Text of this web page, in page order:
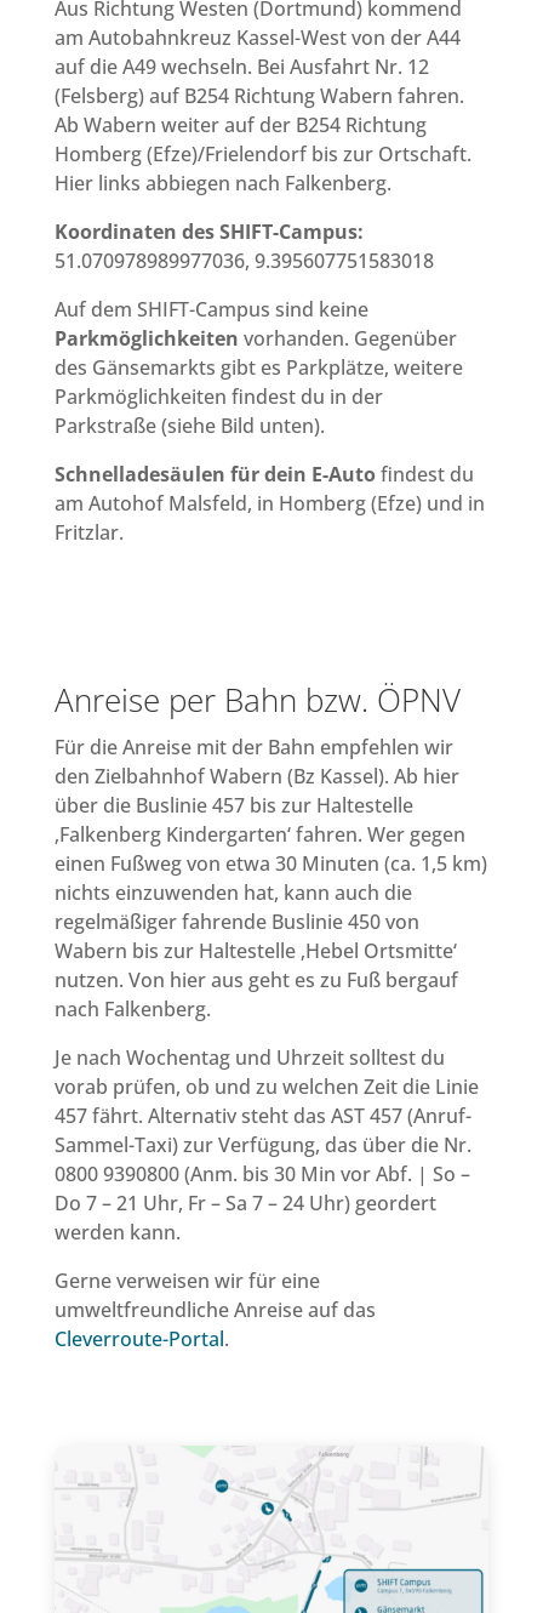
Aus Richtung Westen (Dortmund) kommend
am Autobahnkreuz Kassel-West von der A44
auf die A49 wechseln. Bei Ausfahrt Nr. 12
(Felsberg) auf B254 Richtung Wabern fahren.
Ab Wabern weiter auf der B254 Richtung
Homberg (Efze)/Frielendorf bis zur Ortschaft.
Hier links abbiegen nach Falkenberg.
Koordinaten des SHIFT-Campus:
51.070978989977036, 9.395607751583018
Auf dem SHIFT-Campus sind keine
Parkmöglichkeiten vorhanden. Gegenüber
des Gänsemarkts gibt es Parkplätze, weitere
Parkmöglichkeiten findest du in der
Parkstraße (siehe Bild unten).
Schnelladesäulen für dein E-Autofindest du
am Autohof Malsfeld, in Homberg (Efze) und in
Fritzlar.
Anreise per Bahn bzw. ÖPNV
Für die Anreise mit der Bahn empfehlen wir
den Zielbahnhof Wabern (Bz Kassel). Ab hier
über die Buslinie 457 bis zur Haltestelle
‚Falkenberg Kindergarten‘ fahren. Wer gegen
einen Fußweg von etwa 30 Minuten (ca. 1,5 km)
nichts einzuwenden hat, kann auch die
regelmäßiger fahrende Buslinie 450 von
Wabern bis zur Haltestelle ‚Hebel Ortsmitte‘
nutzen. Von hier aus geht es zu Fuß bergauf
nach Falkenberg.
Je nach Wochentag und Uhrzeit solltest du
vorab prüfen, ob und zu welchen Zeit die Linie
457 fährt. Alternativ steht das AST 457 (Anruf-
Sammel-Taxi) zur Verfügung, das über die Nr.
0800 9390800 (Anm. bis 30 Min vor Abf. | So –
Do 7 – 21 Uhr, Fr – Sa 7 – 24 Uhr) geordert
werden kann.
Gerne verweisen wir für eine
umweltfreundliche Anreise auf das
Cleverroute-Portal.